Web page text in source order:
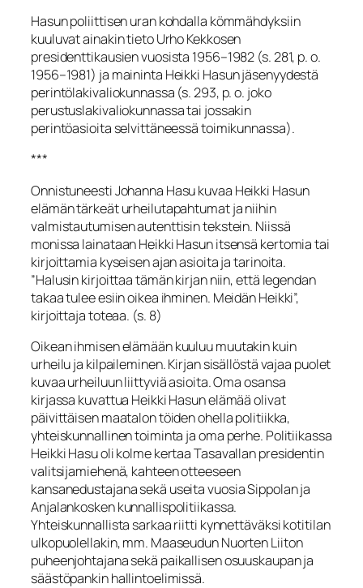
Hasun poliittisen uran kohdalla kömmähdyksiin
kuuluvat ainakin tieto Urho Kekkosen
presidenttikausien vuosista 1956–1982 (s. 281, p. o.
1956–1981) ja maininta Heikki Hasun jäsenyydestä
perintölakivaliokunnassa (s. 293, p. o. joko
perustuslakivaliokunnassa tai jossakin
perintöasioita selvittäneessä toimikunnassa).
***
Onnistuneesti Johanna Hasu kuvaa Heikki Hasun
elämän tärkeät urheilutapahtumat ja niihin
valmistautumisen autenttisin tekstein. Niissä
monissa lainataan Heikki Hasun itsensä kertomia tai
kirjoittamia kyseisen ajan asioita ja tarinoita.
”Halusin kirjoittaa tämän kirjan niin, että legendan
takaa tulee esiin oikea ihminen. Meidän Heikki”,
kirjoittaja toteaa. (s. 8)
Oikean ihmisen elämään kuuluu muutakin kuin
urheilu ja kilpaileminen. Kirjan sisällöstä vajaa puolet
kuvaa urheiluun liittyviä asioita. Oma osansa
kirjassa kuvattua Heikki Hasun elämää olivat
päivittäisen maatalon töiden ohella politiikka,
yhteiskunnallinen toiminta ja oma perhe. Politiikassa
Heikki Hasu oli kolme kertaa Tasavallan presidentin
valitsijamiehenä, kahteen otteeseen
kansanedustajana sekä useita vuosia Sippolan ja
Anjalankosken kunnallispolitiikassa.
Yhteiskunnallista sarkaa riitti kynnettäväksi kotitilan
ulkopuolellakin, mm. Maaseudun Nuorten Liiton
puheenjohtajana sekä paikallisen osuuskaupan ja
säästöpankin hallintoelimissä.